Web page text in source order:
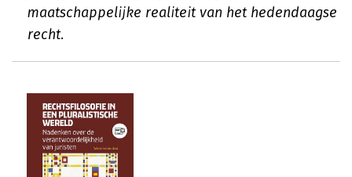
maatschappelijke realiteit van het hedendaagse
recht.